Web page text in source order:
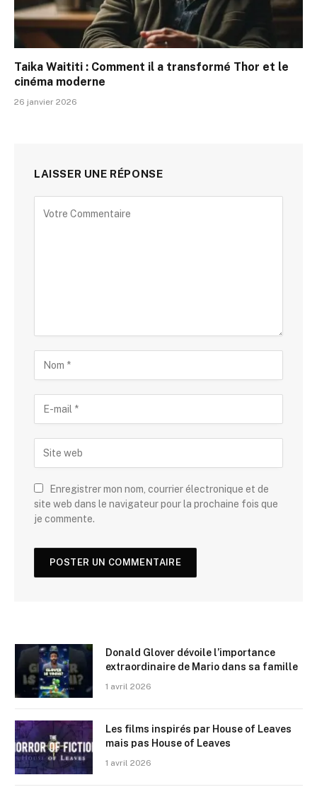
Taika Waititi : Comment il a transformé Thor et le
cinéma moderne
26 janvier 2026
LAISSER UNE RÉPONSE
Enregistrer mon nom, courrier électronique et de
site web dans le navigateur pour la prochaine fois que
je commente.
Donald Glover dévoile l’importance
extraordinaire de Mario dans sa famille
1 avril 2026
Les films inspirés par House of Leaves
mais pas House of Leaves
1 avril 2026